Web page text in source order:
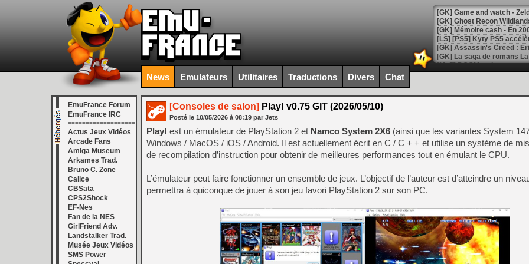
[Mo5] DOOM arrive en
[GK] Bethesda fête les 30
[GK] Roblox : l'action en
[GK] Agenda - GeForce
[GK] Devolver Digital en a
[LS] [PS5] ps5-y2jb-
[GK] Pourquoi Marvel
[GK] Test : Restory : Chill
[GK] GTA 6 : Rockstar
[GK] Hot Wheels Infinite
[GK] Mémoire cash -
[GK] Résultats Nintendo :
[GK] Déjà des
[Mo5] Brickboy cherche à
[GK] Minecraft et ses «
News Emulateurs Utilitaires Traductions Divers Chat
EmuFrance Forum
EmuFrance IRC
===================
Actus Jeux Vidéos
Arcade Fans
Amiga Museum
Arkames Trad.
Bruno C. Zone
Calice
CBSata
CPS2Shock
EF-Nes
Fan de la NES
GirlFriend Adv.
Landstalker Trad.
Musée Jeux Vidéos
SMS Power
[Consoles de salon] Play! v0.75 GIT (2026/05/10)
Posté le 10/05/2026 à 08:19 par Jets
Play! est un émulateur de PlayStation 2 et Namco System 2X6 (ainsi que les variantes System
Windows / MacOS / iOS / Android. Il est actuellement écrit en C / C + + et utilise un système de
de recompilation d’instruction pour obtenir de meilleures performances tout en émulant le CPU.
L’émulateur peut faire fonctionner un ensemble de jeux. L’objectif de l’auteur est d’atteindre un
permettra à quiconque de jouer à son jeu favori PlayStation 2 sur son PC.